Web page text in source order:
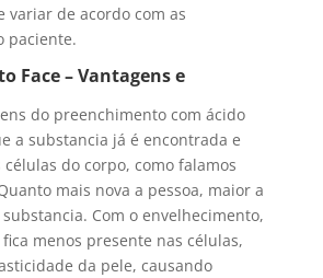
variar de acordo com as
paciente.
Face – Vantagens e
do preenchimento com ácido
a substancia já é encontrada e
do corpo, como falamos
mais nova a pessoa, maior a
Com o envelhecimento,
menos presente nas células,
da pele, causando